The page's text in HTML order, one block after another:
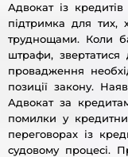
Адвокат із
підтримка для тих,
труднощами. Коли
штрафи, звертатися
провадження
позиції закону.
Адвокат за
помилки у
переговорах із
судовому процесі.